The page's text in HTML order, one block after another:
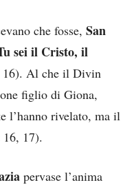
che fosse, San
sei il Cristo, il
Al che il Divin
figlio di Giona,
l’hanno rivelato, ma il
17).
pervase l’anima